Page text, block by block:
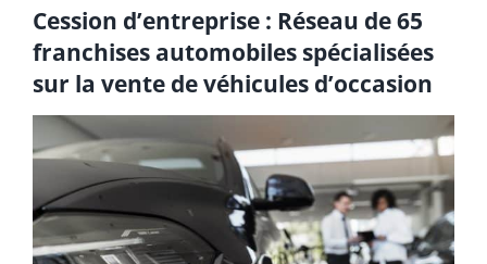
Actualités
Ressources
My IRCE
Cession d’entreprise : Réseau de 65
franchises automobiles spécialisées
sur la vente de véhicules d’occasion
Voir
l'image
agrandie